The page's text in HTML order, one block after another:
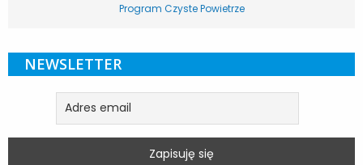
Program Czyste Powietrze
NEWSLETTER